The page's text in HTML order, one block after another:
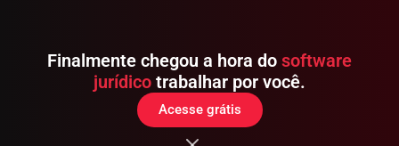
Finalmente chegou a hora do software
jurídico trabalhar por você.
Acesse grátis